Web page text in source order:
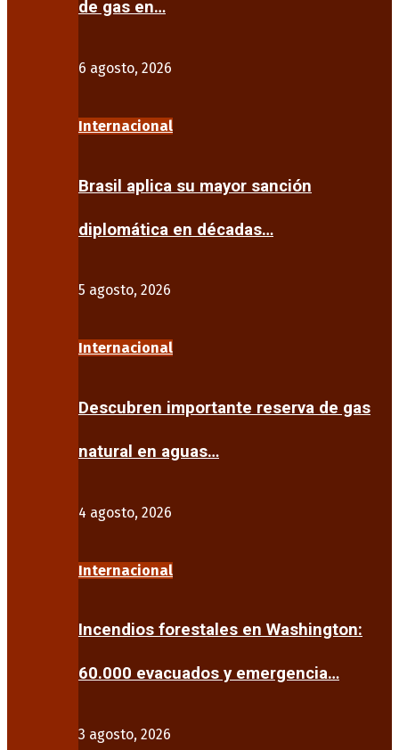
de gas en…
6 agosto, 2026
Internacional
Brasil aplica su mayor sanción
diplomática en décadas…
5 agosto, 2026
Internacional
Descubren importante reserva de gas
natural en aguas…
4 agosto, 2026
Internacional
Incendios forestales en Washington:
60.000 evacuados y emergencia…
3 agosto, 2026